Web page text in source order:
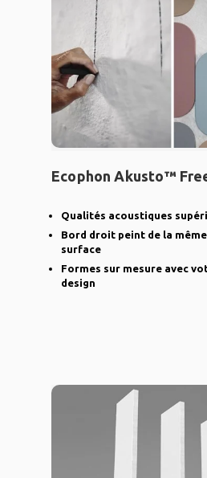
Ecophon Akusto™
Qualités acoustiques
Bord droit peint de la
surface
Formes sur mesure avec
design